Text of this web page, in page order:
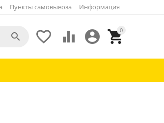
Пункты самовывоза Информация
0


 
